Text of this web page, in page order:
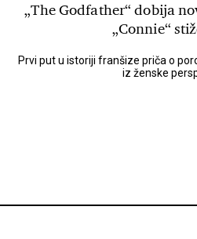
„The Godfather“ dobija
„Connie“
Prvi put u istoriji franšize priča o
iz ženske